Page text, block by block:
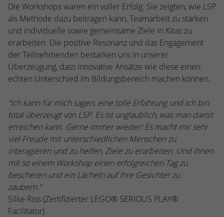
Die Workshops waren ein voller Erfolg. Sie zeigten, wie LSP
als Methode dazu beitragen kann, Teamarbeit zu stärken
und individuelle sowie gemeinsame Ziele in Kitas zu
erarbeiten. Die positive Resonanz und das Engagement
der Teilnehmenden bestärken uns in unserer
Überzeugung, dass innovative Ansätze wie diese einen
echten Unterschied im Bildungsbereich machen können.
“Ich kann für mich sagen, eine tolle Erfahrung und ich bin
total überzeugt von LSP. Es ist unglaublich, was man damit
erreichen kann. Gerne immer wieder! Es macht mir sehr
viel Freude mit unterschiedlichen Menschen zu
interagieren und zu helfen, Ziele zu erarbeiten. Und ihnen
mit so einem Workshop einen erfolgreichen Tag zu
bescheren und ein Lächeln auf ihre Gesichter zu
zaubern."
Silke Riss (Zertifizierter LEGO® SERIOUS PLAY®
Facilitator)
Laufzeit 1 Minute
Zweck
Dieser Cookie identifiziert die Besucher
nach Alter, Geschlecht oder Interessen
und nutzt dazu den DoubleClick des
Google Tag Manager, um die gezielte
Anzeigenplatzierung zu vereinfachen.